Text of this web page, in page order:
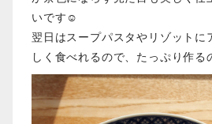
いです☺️
翌日はスープパスタやリゾットに
しく食べれるので、たっぷり作る